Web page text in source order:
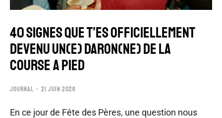
40 SIGNES QUE T’ES OFFICIELLEMENT
DEVENU UN(E) DARON(NE) DE LA
COURSE A PIED
JOURNAL 21 JUIN 2026
En ce jour de Fête des Pères, une question nous